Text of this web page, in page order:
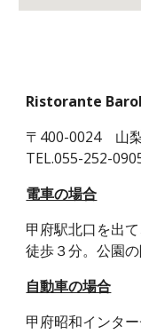
Ristorante
〒400-0024 山
TEL.055-252-
電車の場合
甲府駅北口を出
徒歩３分。公園
自動車の場合
甲府昭和インタ